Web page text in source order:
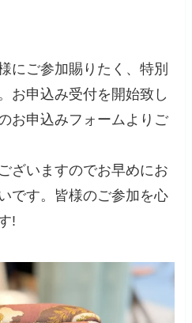
にご参加賜りたく、特別
お申込み受付を開始致し
お申込みフォームよりご
ざいますのでお早めにお
です。皆様のご参加を心
!